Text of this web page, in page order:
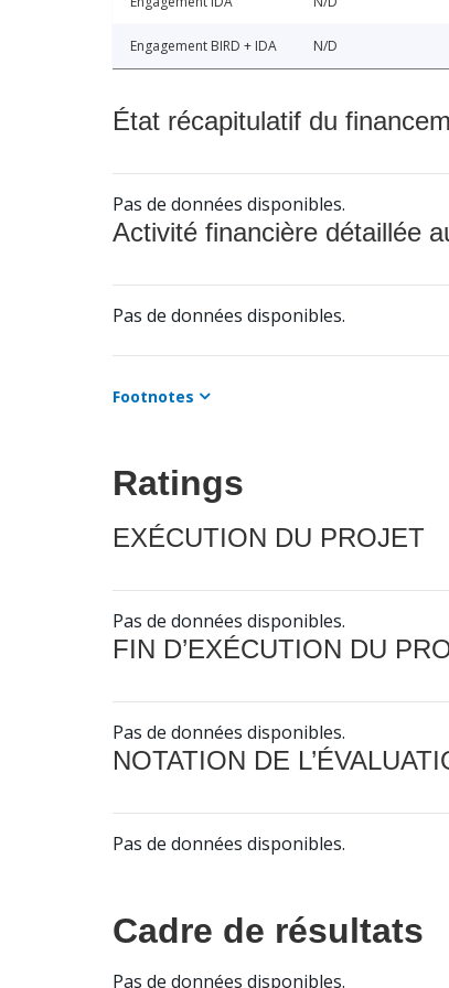
Engagement BIRD + IDA N/D
État récapitulatif du
Pas de données disponibles.
Activité financière détaillée
Pas de données disponibles.
Footnotes
Ratings
EXÉCUTION DU PROJET
Pas de données disponibles.
FIN D’EXÉCUTION DU
Pas de données disponibles.
NOTATION DE
Pas de données disponibles.
Cadre de résultats
Pas de données disponibles.